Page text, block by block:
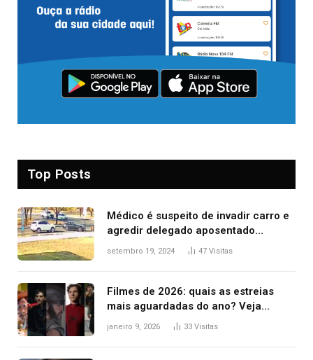
Top Posts
Médico é suspeito de invadir carro e
agredir delegado aposentado
durante confusão no trânsito
setembro 19, 2024 47 Visitas
Filmes de 2026: quais as estreias
mais aguardadas do ano? Veja
principais lançamentos do cinema
janeiro 9, 2026 33 Visitas